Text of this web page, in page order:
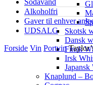
Skotsk
Dansk
Finsk
Irsk
Knaplund –
Alkoholfri
Gaver til enhver
UDSALG
Forside Vin Portvin